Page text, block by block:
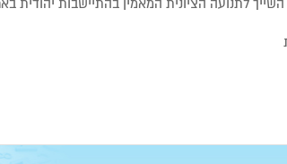
לתנועה הציונית המאמין בהתיישבות יהודית